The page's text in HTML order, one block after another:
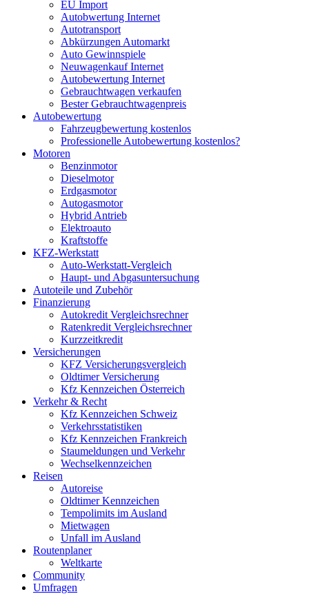
EU Import
Autobwertung Internet
Autotransport
Abkürzungen Automarkt
Auto Gewinnspiele
Neuwagenkauf Internet
Autobewertung Internet
Gebrauchtwagen verkaufen
Bester Gebrauchtwagenpreis
Autobewertung
Fahrzeugbewertung kostenlos
Professionelle Autobewertung kostenlos?
Motoren
Benzinmotor
Dieselmotor
Erdgasmotor
Autogasmotor
Hybrid Antrieb
Elektroauto
Kraftstoffe
KFZ-Werkstatt
Auto-Werkstatt-Vergleich
Haupt- und Abgasuntersuchung
Autoteile und Zubehör
Finanzierung
Autokredit Vergleichsrechner
Ratenkredit Vergleichsrechner
Kurzzeitkredit
Versicherungen
KFZ Versicherungsvergleich
Oldtimer Versicherung
Kfz Kennzeichen Österreich
Verkehr & Recht
Kfz Kennzeichen Schweiz
Verkehrsstatistiken
Kfz Kennzeichen Frankreich
Staumeldungen und Verkehr
Wechselkennzeichen
Reisen
Autoreise
Oldtimer Kennzeichen
Tempolimits im Ausland
Mietwagen
Unfall im Ausland
Routenplaner
Weltkarte
Community
Umfragen